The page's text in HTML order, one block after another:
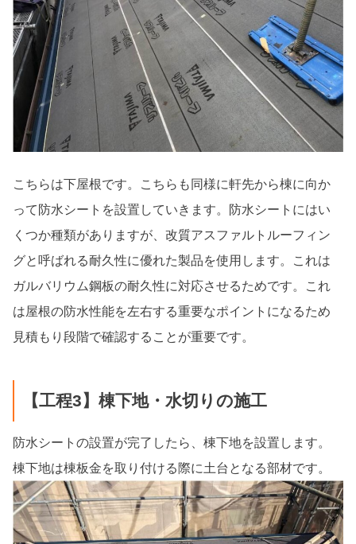
こちらは下屋根です。こちらも同様に軒先から棟に向か
って防水シートを設置していきます。防水シートにはい
くつか種類がありますが、改質アスファルトルーフィン
グと呼ばれる耐久性に優れた製品を使用します。これは
ガルバリウム鋼板の耐久性に対応させるためです。これ
は屋根の防水性能を左右する重要なポイントになるため
見積もり段階で確認することが重要です。
【工程3】棟下地・水切りの施工
防水シートの設置が完了したら、棟下地を設置します。
棟下地は棟板金を取り付ける際に土台となる部材です。